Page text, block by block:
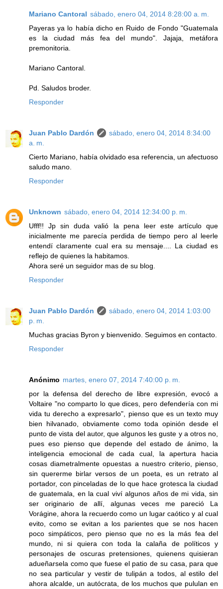
Mariano Cantoral sábado, enero 04, 2014 8:28:00 a. m.
Payeras ya lo había dicho en Ruido de Fondo "Guatemala
es la ciudad más fea del mundo". Jajaja, metáfora
premonitoria.
Mariano Cantoral.
Pd. Saludos broder.
Responder
Juan Pablo Dardón
sábado, enero 04, 2014 8:34:00
a. m.
Cierto Mariano, había olvidado esa referencia, un afectuoso
saludo mano.
Responder
Unknown sábado, enero 04, 2014 12:34:00 p. m.
Ufff!! Jp sin duda valió la pena leer este artículo que
inicialmente me parecía perdida de tiempo pero al leerle
entendí claramente cual era su mensaje.... La ciudad es
reflejo de quienes la habitamos.
Ahora seré un seguidor mas de su blog.
Responder
Juan Pablo Dardón
sábado, enero 04, 2014 1:03:00
p. m.
Muchas gracias Byron y bienvenido. Seguimos en contacto.
Responder
Anónimo martes, enero 07, 2014 7:40:00 p. m.
por la defensa del derecho de libre expresión, evocó a
Voltaire "no comparto lo que dices, pero defendería con mi
vida tu derecho a expresarlo", pienso que es un texto muy
bien hilvanado, obviamente como toda opinión desde el
punto de vista del autor, que algunos les guste y a otros no,
pues eso pienso que depende del estado de ánimo, la
inteligencia emocional de cada cual, la apertura hacia
cosas diametralmente opuestas a nuestro criterio, pienso,
sin quererme birlar versos de un poeta, es un retrato al
portador, con pinceladas de lo que hace grotesca la ciudad
de guatemala, en la cual viví algunos años de mi vida, sin
ser originario de allí, algunas veces me pareció La
Vorágine, ahora la recuerdo como un lugar caótico y al cual
evito, como se evitan a los parientes que se nos hacen
poco simpáticos, pero pienso que no es la más fea del
mundo, ni si quiera con toda la calaña de políticos y
personajes de oscuras pretensiones, quienens quisieran
adueñarsela como que fuese el patio de su casa, para que
no sea particular y vestir de tulipán a todos, al estilo del
ahora alcalde, un autócrata, de los muchos que pululan en